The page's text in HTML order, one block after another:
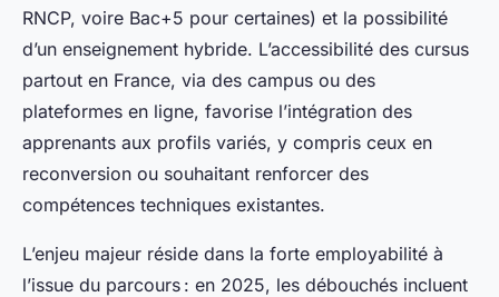
RNCP, voire Bac+5 pour certaines) et la possibilité
d’un enseignement hybride. L’accessibilité des cursus
partout en France, via des campus ou des
plateformes en ligne, favorise l’intégration des
apprenants aux profils variés, y compris ceux en
reconversion ou souhaitant renforcer des
compétences techniques existantes.
L’enjeu majeur réside dans la forte employabilité à
l’issue du parcours : en 2025, les débouchés incluent